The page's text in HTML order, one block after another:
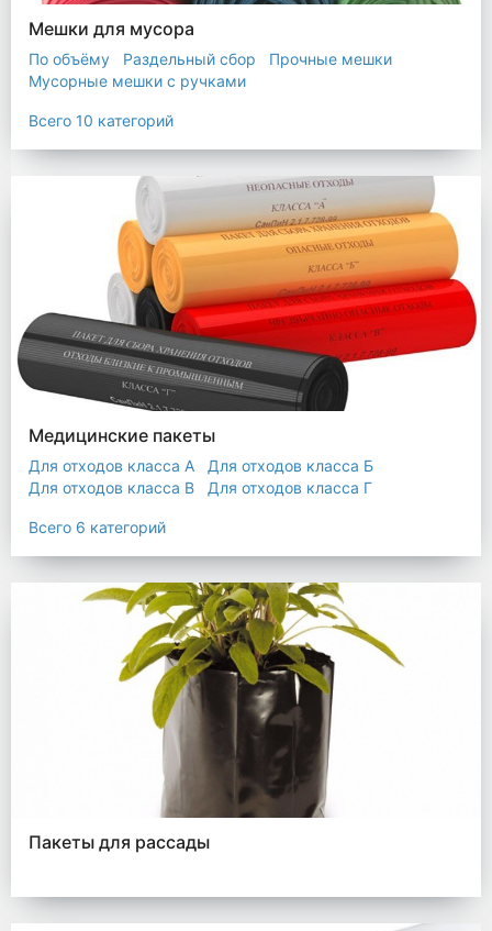
Мешки для мусора
По объёму Раздельный сбор
Прочные мешки
Мусорные мешки с ручками
Прозрачные мешки
Мешки строительные
Мешок для листьев
Всего 10 категорий
Медицинские пакеты
Для отходов класса А
Для отходов класса Б
Для отходов класса В
Для отходов класса Г
Пакеты термостойкие для утилизатора
Всего 6 категорий
Пакеты для рассады